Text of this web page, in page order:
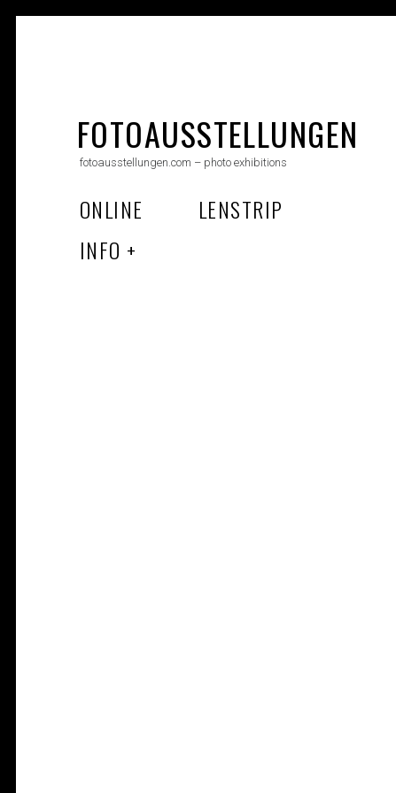
FOTOAUSSTELLUNGEN
fotoausstellungen.com – photo exhibitions
ONLINE
LENSTRIP
INFO